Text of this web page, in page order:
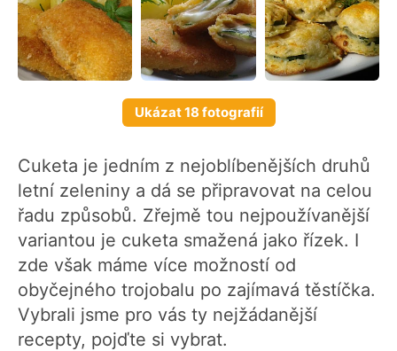
Ukázat 18 fotografií
Cuketa je jedním z nejoblíbenějších druhů
letní zeleniny a dá se připravovat na celou
řadu způsobů. Zřejmě tou nejpoužívanější
variantou je cuketa smažená jako řízek. I
zde však máme více možností od
obyčejného trojobalu po zajímavá těstíčka.
Vybrali jsme pro vás ty nejžádanější
recepty, pojďte si vybrat.